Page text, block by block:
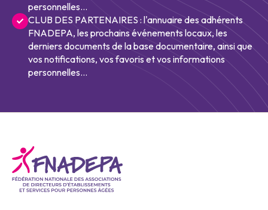
personnelles...
CLUB DES PARTENAIRES : l'annuaire des adhérents
FNADEPA, les prochains événements locaux, les
derniers documents de la base documentaire, ainsi que
vos notifications, vos favoris et vos informations
personnelles...